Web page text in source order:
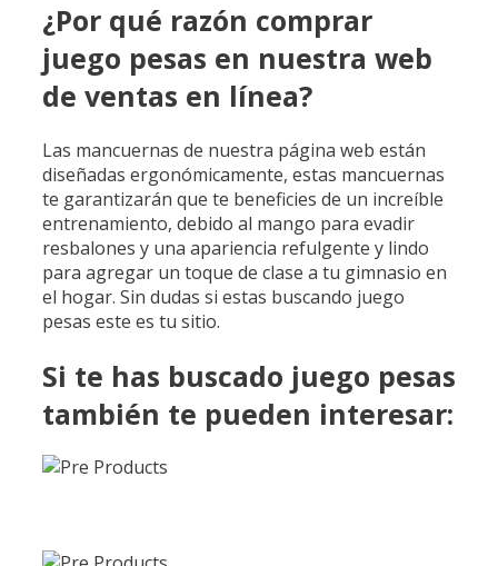
¿Por qué razón comprar
juego pesas en nuestra web
de ventas en línea?
Las mancuernas de nuestra página web están
diseñadas ergonómicamente, estas mancuernas
te garantizarán que te beneficies de un increíble
entrenamiento, debido al mango para evadir
resbalones y una apariencia refulgente y lindo
para agregar un toque de clase a tu gimnasio en
el hogar. Sin dudas si estas buscando juego
pesas este es tu sitio.
Si te has buscado juego pesas
también te pueden interesar: